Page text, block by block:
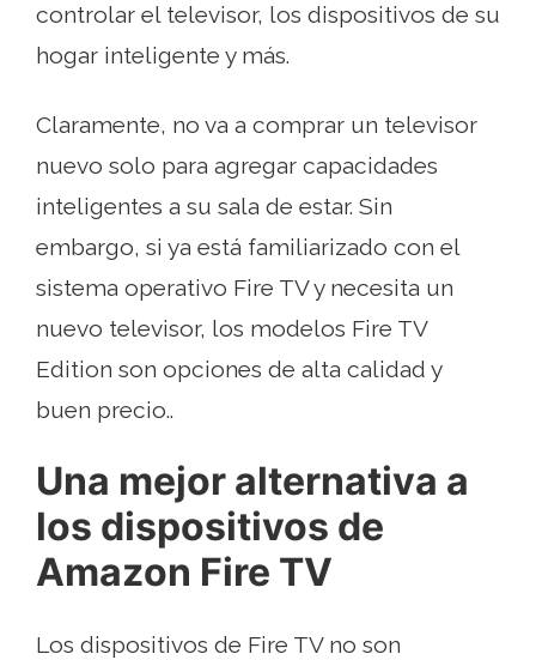
controlar el televisor, los dispositivos de su
hogar inteligente y más.
Claramente, no va a comprar un televisor
nuevo solo para agregar capacidades
inteligentes a su sala de estar. Sin
embargo, si ya está familiarizado con el
sistema operativo Fire TV y necesita un
nuevo televisor, los modelos Fire TV
Edition son opciones de alta calidad y
buen precio..
Una mejor alternativa a
los dispositivos de
Amazon Fire TV
Los dispositivos de Fire TV no son